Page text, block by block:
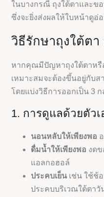
ในบางกรณี ถุงใต้ตาและข
ซึ่งจะยิ่งส่งผลให้ใบหน้าดูอ่
วิธีรักษาถุงใต้ต
หากคุณมีปัญหาถุงใต้ตาหรื
เหมาะสมจะต้องขึ้นอยู่กับส
โดยแบ่งวิธีการออกเป็น 3
1. การดูแลด้วยตัว
นอนหลับให้เพียงพอ
ดื่มน้ำให้เพียงพอ งดข
แอลกอฮอล์
ประคบเย็น เช่น ใช้ช้
ประคบบริเวณใต้ตาวั